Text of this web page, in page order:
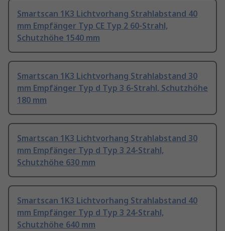
Smartscan 1K3 Lichtvorhang Strahlabstand 40
mm Empfänger Typ CE Typ 2 60-Strahl,
Schutzhöhe 1540 mm
Smartscan 1K3 Lichtvorhang Strahlabstand 30
mm Empfänger Typ d Typ 3 6-Strahl, Schutzhöhe
180 mm
Smartscan 1K3 Lichtvorhang Strahlabstand 30
mm Empfänger Typ d Typ 3 24-Strahl,
Schutzhöhe 630 mm
Smartscan 1K3 Lichtvorhang Strahlabstand 40
mm Empfänger Typ d Typ 3 24-Strahl,
Schutzhöhe 640 mm